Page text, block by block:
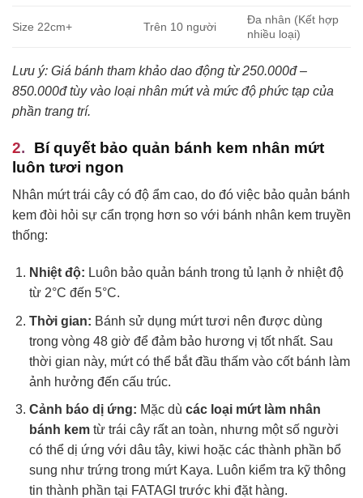
Size 22cm+ Trên 10 người
Đa nhân (Kết hợp
nhiều loại)
Lưu ý: Giá bánh tham khảo dao động từ 250.000đ –
850.000đ tùy vào loại nhân mứt và mức độ phức tạp của
phần trang trí.
Bí quyết bảo quản bánh kem nhân mứt
luôn tươi ngon
Nhân mứt trái cây có độ ẩm cao, do đó việc bảo quản bánh
kem đòi hỏi sự cẩn trọng hơn so với bánh nhân kem truyền
thống:
Nhiệt độ: Luôn bảo quản bánh trong tủ lạnh ở nhiệt độ
từ 2°C đến 5°C.
Thời gian: Bánh sử dụng mứt tươi nên được dùng
trong vòng 48 giờ để đảm bảo hương vị tốt nhất. Sau
thời gian này, mứt có thể bắt đầu thấm vào cốt bánh làm
ảnh hưởng đến cấu trúc.
Cảnh báo dị ứng: Mặc dù các loại mứt làm nhân
bánh kemtừ trái cây rất an toàn, nhưng một số người
có thể dị ứng với dâu tây, kiwi hoặc các thành phần bổ
sung như trứng trong mứt Kaya. Luôn kiểm tra kỹ thông
tin thành phần tại FATAGI trước khi đặt hàng.